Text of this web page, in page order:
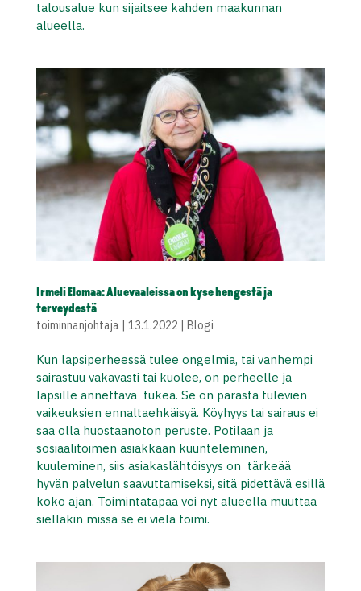
talousalue kun sijaitsee kahden maakunnan
alueella.
Irmeli Elomaa: Aluevaaleissa on kyse hengestä ja
terveydestä
toiminnanjohtaja| 13.1.2022 Blogi
Kun lapsiperheessä tulee ongelmia, tai vanhempi
sairastuu vakavasti tai kuolee, on perheelle ja
lapsille annettava tukea. Se on parasta tulevien
vaikeuksien ennaltaehkäisyä. Köyhyys tai sairaus ei
saa olla huostaanoton peruste. Potilaan ja
sosiaalitoimen asiakkaan kuunteleminen,
kuuleminen, siis asiakaslähtöisyys on tärkeää
hyvän palvelun saavuttamiseksi, sitä pidettävä esillä
koko ajan. Toimintatapaa voi nyt alueella muuttaa
sielläkin missä se ei vielä toimi.